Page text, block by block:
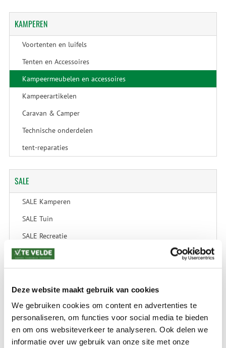
Deze website maakt gebruik van cookies
We gebruiken cookies om content en advertenties te
personaliseren, om functies voor social media te bieden
en om ons websiteverkeer te analyseren. Ook delen we
informatie over uw gebruik van onze site met onze
KAMPEREN
Voortenten en luifels
Tenten en Accessoires
Kampeermeubelen en accessoires
Kampeerartikelen
Caravan & Camper
Technische onderdelen
tent-reparaties
SALE
SALE Kamperen
SALE Tuin
SALE Recreatie
SALE Outdoor
SALE Schaatsen
VERZENDKOSTEN: € 8,99
GEEN VERZENDKOSTEN BOVEN € 175,-